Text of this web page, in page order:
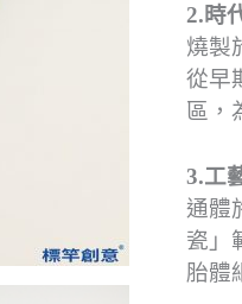
2.時
燒製
從早
區，
3.工
通體
瓷」
胎體